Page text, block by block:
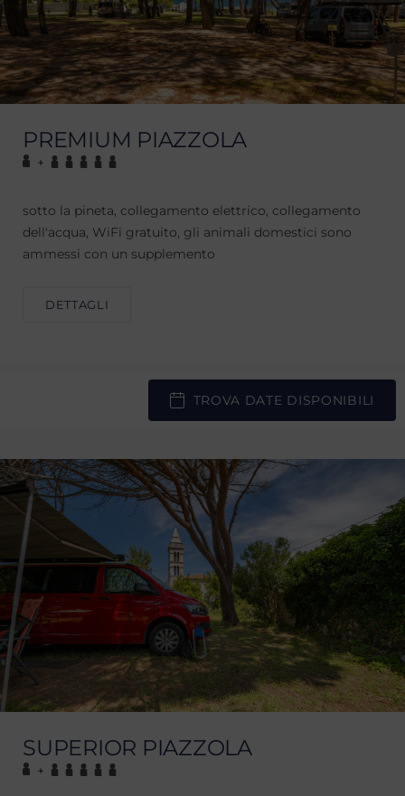
PREMIUM PIAZZOLA
+
sotto la pineta, collegamento elettrico, collegamento
dell'acqua, WiFi gratuito, gli animali domestici sono
ammessi con un supplemento
DETTAGLI
TROVA DATE DISPONIBILI
SUPERIOR PIAZZOLA
+